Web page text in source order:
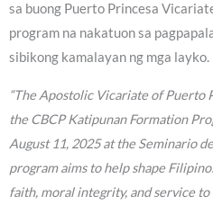
sa buong Puerto Princesa
program na nakatuon sa
sibikong kamalayan ng mga layko.
“The Apostolic Vicariate of Puerto
the CBCP Katipunan Formation
August 11, 2025 at the Seminario
program aims to help shape
faith, moral integrity, and service